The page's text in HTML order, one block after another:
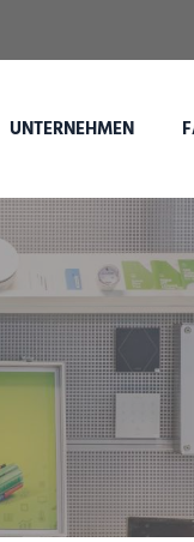
UNTERNEHMEN